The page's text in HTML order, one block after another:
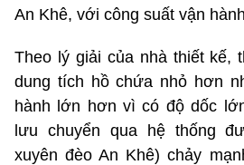
An Khê, với công suất vận
Theo lý giải của nhà thiết kế,
dung tích hồ chứa nhỏ hơn
hành lớn hơn vì có độ dốc
lưu chuyển qua hệ thống
xuyên đèo An Khê) chảy